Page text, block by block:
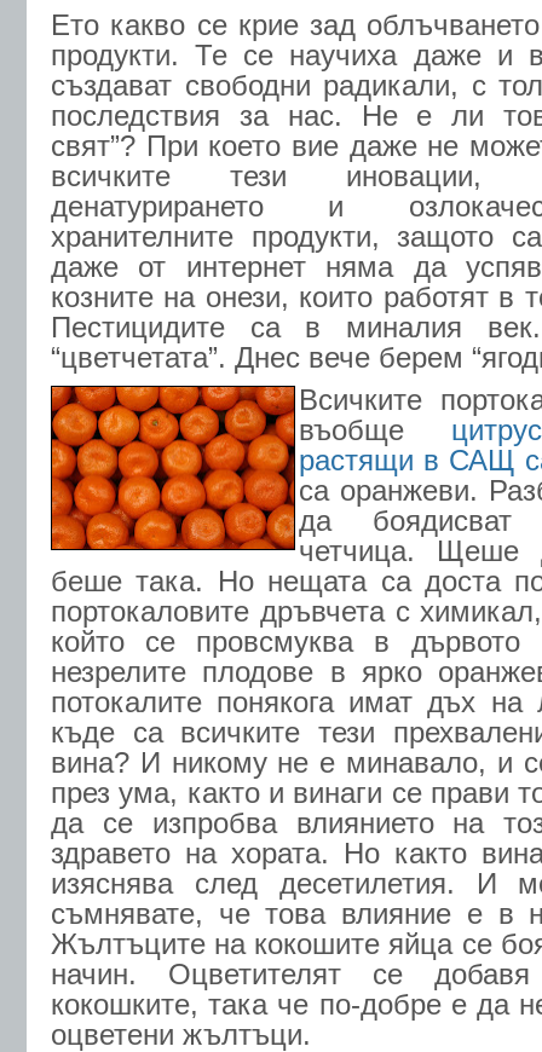
Ето какво се крие зад
продукти. Те се научиха даже и
създават свободни радикали, с
последствия за нас. Не е ли
свят”? При което вие даже не
всичките тези иновации,
денатурирането и
хранителните продукти, защото
даже от интернет няма да
козните на онези, които работят в
Пестицидите са в миналия
“цветчетата”. Днес вече берем
Всичките
въобще
растящи в САЩ
са оранжеви.
да боядисват
четчица.
беше така. Но нещата са доста
портокаловите дръвчета с
който се провсмуква в
незрелите плодове в ярко
потокалите понякога имат дъх
къде са всичките тези
вина? И никому не е минавало, и
през ума, както и винаги се прави
да се изпробва влиянието на
здравето на хората. Но както
изяснява след десетилетия. И
съмнявате, че това влияние е в
Жълтъците на кокошите яйца се
начин. Оцветителят се
кокошките, така че по-добре е да
оцветени жълтъци.